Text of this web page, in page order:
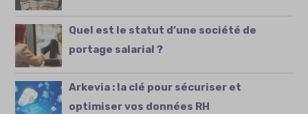
Quel est le statut d’une société de
portage salarial ?
Arkevia : la clé pour sécuriser et
optimiser vos données RH